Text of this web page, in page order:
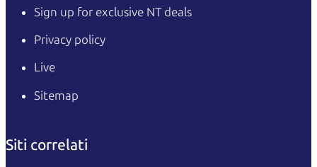
Sign up for exclusive NT deals
Privacy policy
Live
Sitemap
Siti correlati